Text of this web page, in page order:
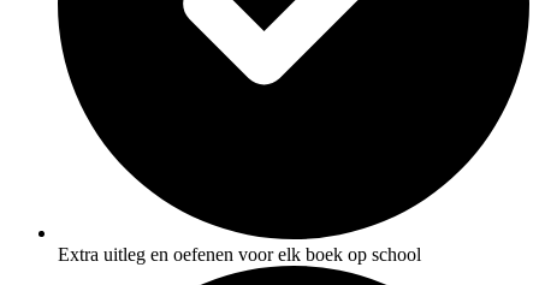
Extra uitleg en oefenen voor elk boek op school